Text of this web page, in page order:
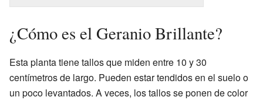
¿Cómo es el Geranio Brillante?
Esta planta tiene tallos que miden entre 10 y 30
centímetros de largo. Pueden estar tendidos en el suelo o
un poco levantados. A veces, los tallos se ponen de color